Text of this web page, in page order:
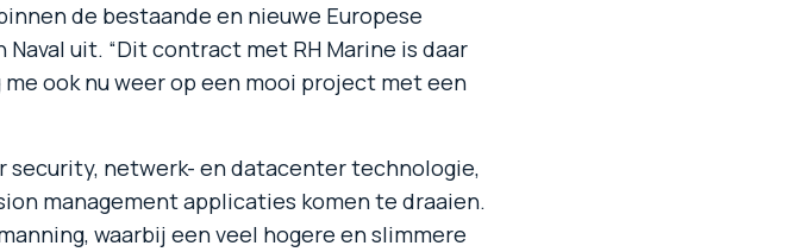
de bestaande en nieuwe Europese
uit. “Dit contract met RH Marine is daar
ook nu weer op een mooi project met een
security, netwerk- en datacenter technologie,
management applicaties komen te draaien.
waarbij een veel hogere en slimmere